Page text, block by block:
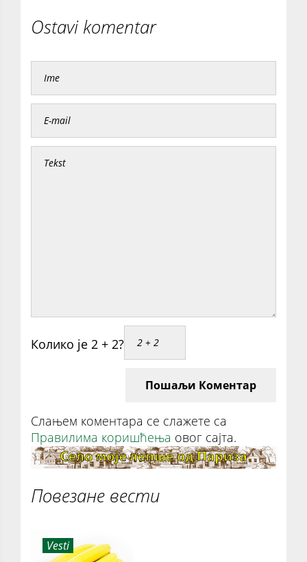
Ostavi komentar
Колико је 2 + 2?
Пошаљи Коментар
Слањем коментара се слажете са
Правилима коришћења овог сајта.
Повезане вести
Vesti